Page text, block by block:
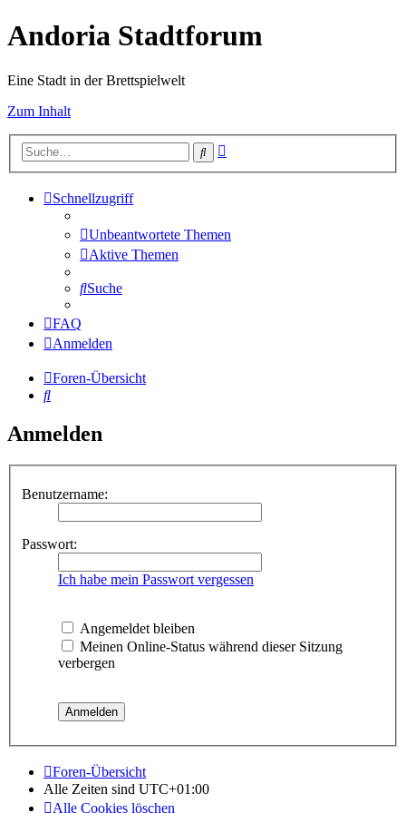
Andoria Stadtforum
Eine Stadt in der Brettspielwelt
Zum Inhalt
Suche
Schnellzugriff
Unbeantwortete Themen
Aktive Themen
Suche
FAQ
Anmelden
Foren-Übersicht
Suche
Anmelden
Benutzername:
Passwort:
Ich habe mein Passwort vergessen
Angemeldet bleiben
Meinen Online-Status während dieser Sitzung
verbergen
Foren-Übersicht
Alle Zeiten sind UTC+01:00
Alle Cookies löschen